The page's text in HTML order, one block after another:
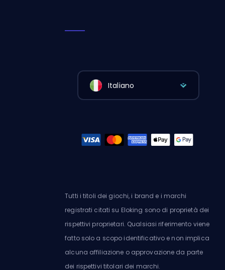
Italiano
Tutti i titoli dei giochi, i brand e i marchi
registrati citati su Eloking sono di proprietà dei
rispettivi proprietari. Qualsiasi riferimento viene
fatto solo a scopo identificativo e non implica
alcuna affiliazione o approvazione da parte
dei rispettivi titolari dei marchi.